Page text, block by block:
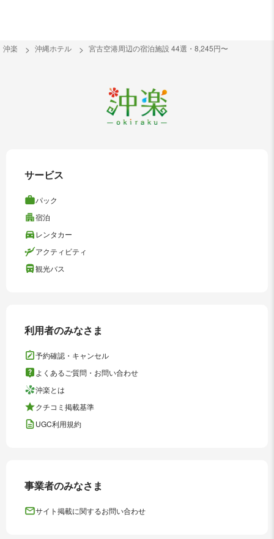
沖楽 沖縄ホテル 宮古空港周辺の宿泊施設 44選・8,245円〜
サービス
パック
宿泊
レンタカー
アクティビティ
観光バス
利用者のみなさま
予約確認・キャンセル
よくあるご質問・お問い合わせ
沖楽とは
クチコミ掲載基準
UGC利用規約
事業者のみなさま
サイト掲載に関するお問い合わせ